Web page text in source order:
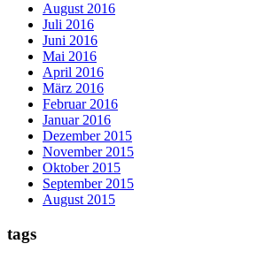
August 2016
Juli 2016
Juni 2016
Mai 2016
April 2016
März 2016
Februar 2016
Januar 2016
Dezember 2015
November 2015
Oktober 2015
September 2015
August 2015
tags